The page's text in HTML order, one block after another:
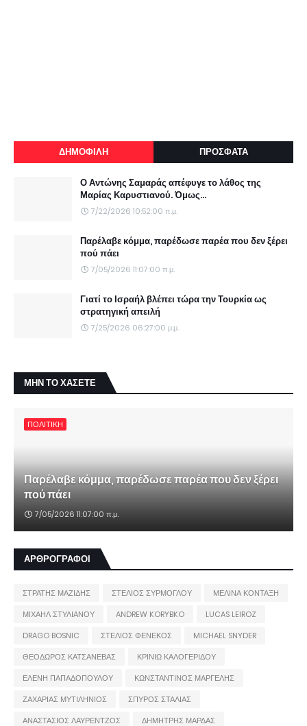
ΔΗΜΟΦΙΛΗ ΠΡΟΣΦΑΤΑ
Ο Αντώνης Σαμαράς απέφυγε το λάθος της
Μαρίας Καρυστιανού. Όμως...
7/22/2026 10:52:00 π.μ.
Παρέλαβε κόμμα, παρέδωσε παρέα που δεν ξέρει
πού πάει
7/05/2026 11:07:00 π.μ.
Γιατί το Ισραήλ βλέπει τώρα την Τουρκία ως
στρατηγική απειλή
7/25/2026 06:27:00 μ.μ.
ΜΗΝ ΤΟ ΧΑΣΕΤΕ
ΠΟΛΙΤΙΚΗ
Παρέλαβε κόμμα, παρέδωσε παρέα που δεν ξέρει
πού πάει
7/05/2026 11:07:00 π.μ.
ΑΡΘΡΟΓΡΑΦΟΙ
ΣΤΡΑΤΗΣ ΜΑΖΙΔΗΣ ΣΤΕΛΙΟΣ ΣΥΡΜΟΓΛΟΥ
ΜΕΛΙΝΑ ΚΟΝΤΑΞΗ
ΜΙΧΑΗΛ ΣΤΥΛΙΑΝΟΥ
ANDREW KORYBKO
LUCAS LEIROZ
DRAGO BOSNIC
ΣΤΕΛΙΟΣ ΦΕΝΕΚΟΣ
MICHAEL SNYDER
ΘΕΟΔΩΡΟΣ ΚΑΤΣΑΝΕΒΑΣ
ΚΡΙΝΙΩ ΚΑΛΟΓΕΡΙΔΟΥ
ΕΛΕΝΗ ΠΑΠΑΔΟΠΟΥΛΟΥ
ΚΩΝΣΤΑΝΤΙΝΟΣ ΜΑΡΓΕΛΗΣ
ΖΑΧΑΡΙΑΣ ΜΥΤΙΛΗΝΙΟΣ
ΣΠΥΡΟΣ ΣΤΑΛΙΑΣ
ΑΝΑΣΤΑΣΙΟΣ ΛΑΥΡΕΝΤΖΟΣ
ΔΗΜΗΤΡΗΣ ΜΑΡΔΑΣ